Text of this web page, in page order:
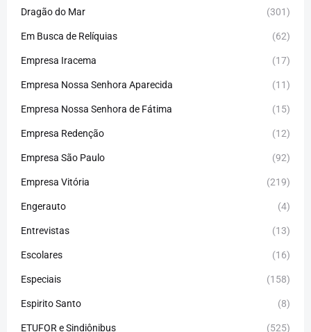
Dragão do Mar (301)
Em Busca de Relíquias (62)
Empresa Iracema (17)
Empresa Nossa Senhora Aparecida (11)
Empresa Nossa Senhora de Fátima (15)
Empresa Redenção (12)
Empresa São Paulo (92)
Empresa Vitória (219)
Engerauto (4)
Entrevistas (13)
Escolares (16)
Especiais (158)
Espirito Santo (8)
ETUFOR e Sindiônibus (525)